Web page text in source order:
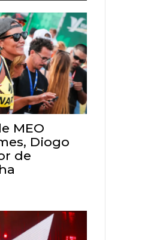
MEO
Diogo
de